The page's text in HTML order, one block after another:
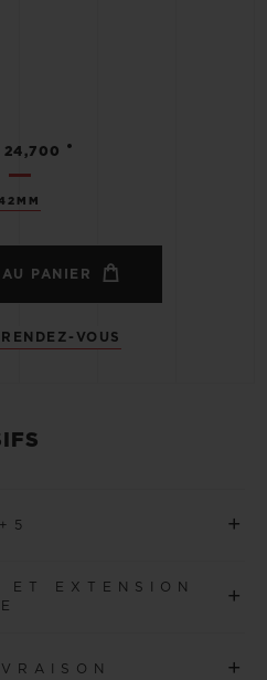
24,700 •
PANIER
VOUS
+
de 5 ans.
ET EXTENSION
+
supplémentaires (voir
+